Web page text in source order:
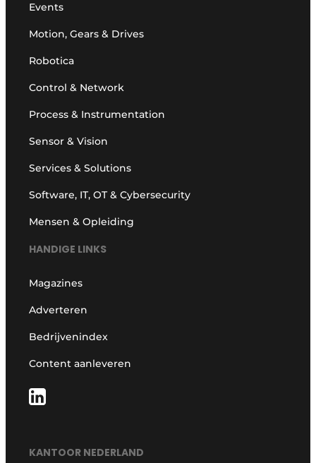
Events
Motion, Gears & Drives
Robotica
Control & Network
Process & Instrumentation
Sensor & Vision
Services & Solutions
Software, IT, OT & Cybersecurity
Mensen & Opleiding
HANDIGE LINKS
Magazines
Adverteren
Bedrijvenindex
Content aanleveren
KANTOOR NEDERLAND